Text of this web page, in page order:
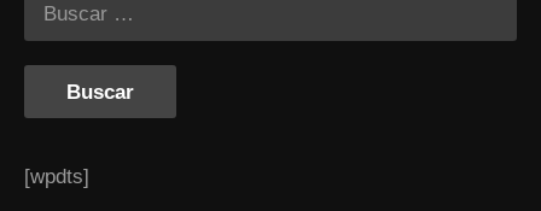
[wpdts]